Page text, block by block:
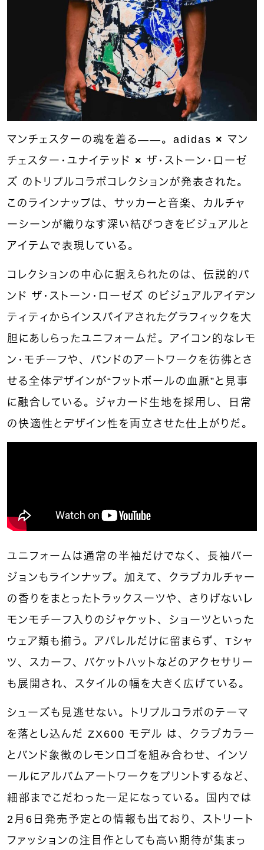
マンチェスターの魂を着る——。 adidas × マン
チェスター・ユナイテッド × ザ・ストーン・ローゼ
ズ のトリプルコラボコレクションが発表された。
このラインナップは、サッカーと音楽、カルチャ
ーシーンが織りなす深い結びつきをビジュアルと
アイテムで表現している。
コレクションの中心に据えられたのは、伝説的バ
ンド ザ・ストーン・ローゼズ のビジュアルアイデン
ティティからインスパイアされたグラフィックを大
胆にあしらったユニフォームだ。アイコン的なレモ
ン・モチーフや、バンドのアートワークを彷彿とさ
せる全体デザインが“フットボールの血脈”と見事
に融合している。ジャカード生地を採用し、日常
の快適性とデザイン性を両立させた仕上がりだ。
ユニフォームは通常の半袖だけでなく、長袖バー
ジョンもラインナップ。加えて、クラブカルチャー
の香りをまとったトラックスーツや、さりげないレ
モンモチーフ入りのジャケット、ショーツといった
ウェア類も揃う。アパレルだけに留まらず、Tシャ
ツ、スカーフ、バケットハットなどのアクセサリー
も展開され、スタイルの幅を大きく広げている。
シューズも見逃せない。トリプルコラボのテーマ
を落とし込んだ ZX600 モデル は、クラブカラー
とバンド象徴のレモンロゴを組み合わせ、インソ
ールにアルバムアートワークをプリントするなど、
細部までこだわった一足になっている。国内では
2月6日発売予定との情報も出ており、ストリート
ファッションの注目作としても高い期待が集まっ